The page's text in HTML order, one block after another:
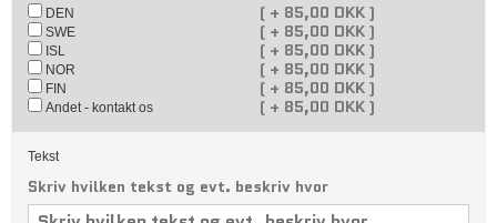
DEN ( + 85,00 DKK )
SWE ( + 85,00 DKK )
ISL ( + 85,00 DKK )
NOR ( + 85,00 DKK )
FIN ( + 85,00 DKK )
Andet - kontakt os ( + 85,00 DKK )
Tekst
Skriv hvilken tekst og evt. beskriv hvor